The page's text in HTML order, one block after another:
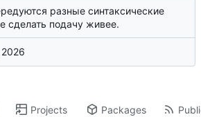
разные синтаксические
сделать подачу живее.
Projects Packages